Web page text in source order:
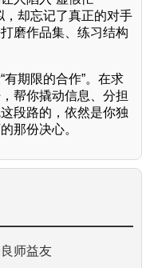
却忘记了真正的对手
磨作品集、练习结构
期限的合作”。在求
帮你撬动信息、分担
段路的，依然是你独
那份决心。
师益友